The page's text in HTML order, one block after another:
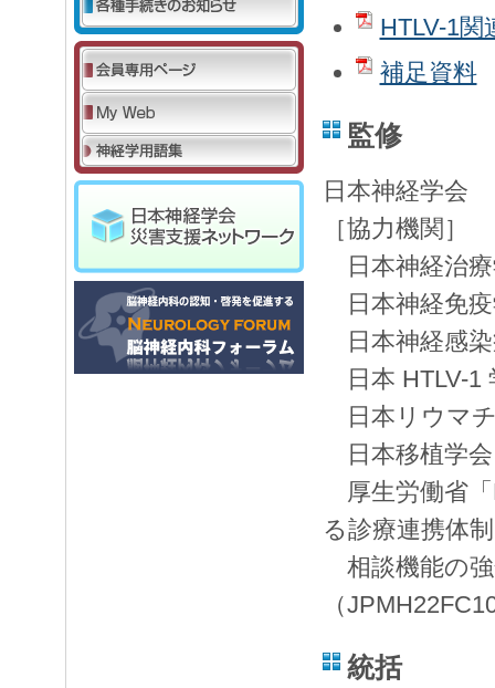
HTLV-1
補足資料
監修
日本神経学会
［協力機関］
日本神経治
日本神経免
日本神経感
日本 HTLV-1
日本リウマ
日本移植学会
厚生労働省
る診療連携体
相談機能の
（
統括